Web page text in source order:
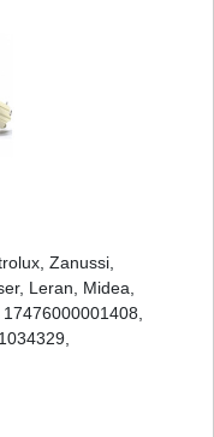
Zanussi,
Leran, Midea,